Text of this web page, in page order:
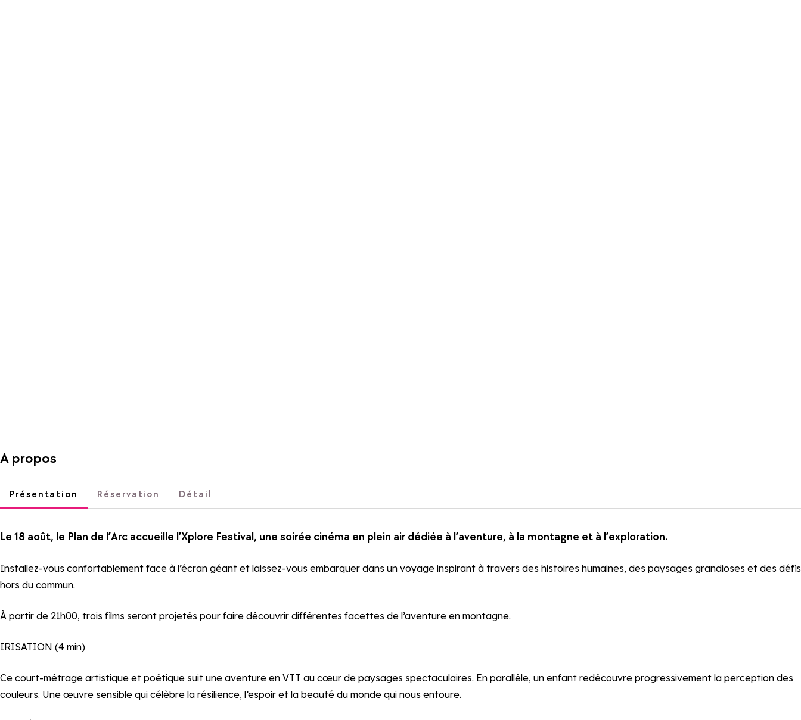
A propos
Présentation Réservation Détail
Le 18 août, le Plan de l’Arc accueille l’Xplore Festival, une soirée cinéma en plein air dédiée à l’aventure, à la montagne et à l’exploration.
Installez-vous confortablement face à l’écran géant et laissez-vous embarquer dans un voyage inspirant à travers des histoires humaines, des paysages grandioses et des défis
hors du commun.
À partir de 21h00, trois films seront projetés pour faire découvrir différentes facettes de l’aventure en montagne.
IRISATION (4 min)
Ce court-métrage artistique et poétique suit une aventure en VTT au cœur de paysages spectaculaires. En parallèle, un enfant redécouvre progressivement la perception des
couleurs. Une œuvre sensible qui célèbre la résilience, l’espoir et la beauté du monde qui nous entoure.